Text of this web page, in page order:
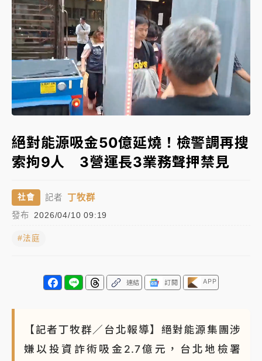
白海豚逼近！北市水門只出不進 未移置車輛最高罰
4800＋拖吊費
油價持續凍漲！ 中油宣布下周一汽柴油價格維持不變
中颱白海豚進逼！台北喜來登圍籬傾倒砸傷人 民權西
路鷹架倒塌壓2車
連根拔起
中颱白海豚風雨來了！中部以北防豪雨 今晚、明天影
白海豚逼近！北市水門只出不進 未移置車輛最高罰
4800＋拖吊費
▲
▼
Unmute Loaded
100.00%
絕對能源吸金50億延燒！檢警調再搜
索拘9人 3營運長3業務聲押禁見
社會 記者 丁牧群
發布 2026/04/10 09:19
#法庭
連結 訂閱 APP
【記者丁牧群／台北報導】絕對能源集團涉
嫌以投資詐術吸金2.7億元，台北地檢署